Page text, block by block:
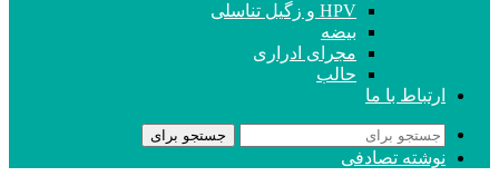
HPV و زگیل تناسلی
بیضه
مجرای ادراری
حالب
ارتباط با ما
جستجو برای
نوشته تصادفی